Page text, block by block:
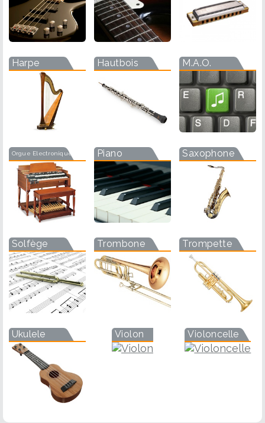
Harpe Hautbois M.A.O.
Orgue Electronique Piano Saxophone
Solfège Trombone Trompette
Ukulele Violon Violoncelle